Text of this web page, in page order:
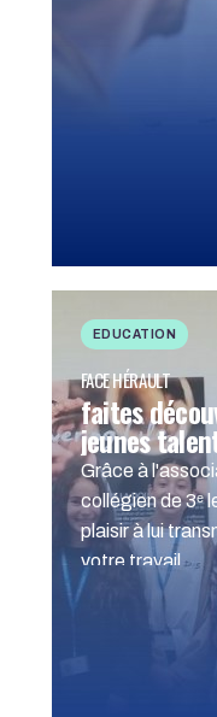
EDUCATION
FACE HÉRAULT
faites
jeunes
Grâce à
collégien de 3ᵉ
plaisir à lui
votre travail